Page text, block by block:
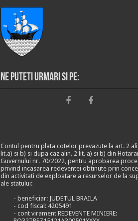
Ne puteti urmari si pe:
Contul pentru plata cotelor prevazute la art. 2
lit.a) si b) si dupa caz alin. 2 lit. a) si b) din
Guvernului nr. 70/2022, pentru aprobarea
privind incasarea redeventei obtinute prin
din activitati de exploatare a resurselor de la
ale statului:
- beneficiar: JUDETUL BRAILA
- cod fiscal: 4205491
- cont virament REDEVENTE MINIERE: